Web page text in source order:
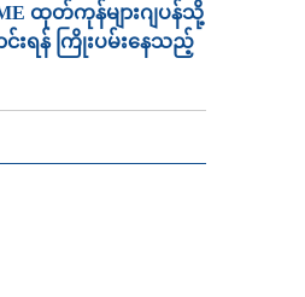
ထုတ်ကုန်များဂျပန်သို့
းရန် ကြိုးပမ်းနေသည့်